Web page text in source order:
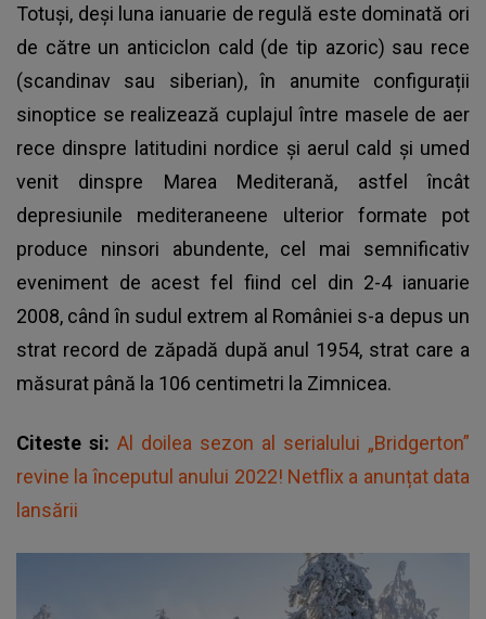
Totuși, deși luna ianuarie de regulă este dominată ori
de către un anticiclon cald (de tip azoric) sau rece
(scandinav sau siberian), în anumite configurații
sinoptice se realizează cuplajul între masele de aer
rece dinspre latitudini nordice și aerul cald și umed
venit dinspre Marea Mediterană, astfel încât
depresiunile mediteraneene ulterior formate pot
produce ninsori abundente, cel mai semnificativ
eveniment de acest fel fiind cel din 2-4 ianuarie
2008, când în sudul extrem al României s-a depus un
strat record de zăpadă după anul 1954, strat care a
măsurat până la 106 centimetri la Zimnicea.
Citeste si: Al doilea sezon al serialului „Bridgerton”
revine la începutul anului 2022! Netflix a anunțat data
lansării